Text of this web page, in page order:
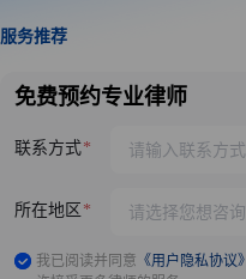
服务推荐
免费预约专业律师
联系方式
所在地区
我已阅读并同意 《用户隐私协议》